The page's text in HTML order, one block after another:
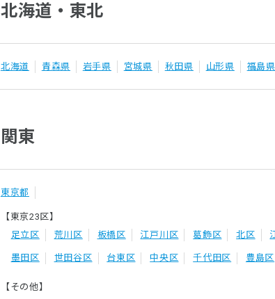
北海道・東北
北海道 青森県 岩手県 宮城県 秋田県 山形県 福島県
関東
東京都
【東京23区】
足立区
荒川区 板橋区 江戸川区 葛飾区 北区
墨田区 世田谷区 台東区 中央区 千代田区 豊島区
【その他】